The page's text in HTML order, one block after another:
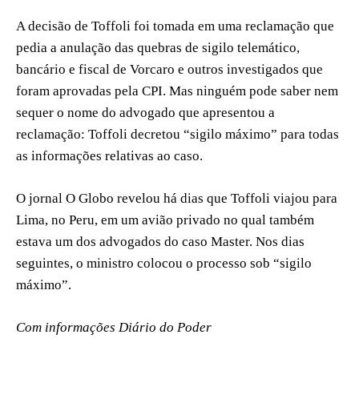
A decisão de Toffoli foi tomada em uma reclamação que
pedia a anulação das quebras de sigilo telemático,
bancário e fiscal de Vorcaro e outros investigados que
foram aprovadas pela CPI. Mas ninguém pode saber nem
sequer o nome do advogado que apresentou a
reclamação: Toffoli decretou “sigilo máximo” para todas
as informações relativas ao caso.
O jornal O Globo revelou há dias que Toffoli viajou para
Lima, no Peru, em um avião privado no qual também
estava um dos advogados do caso Master. Nos dias
seguintes, o ministro colocou o processo sob “sigilo
máximo”.
Com informações Diário do Poder